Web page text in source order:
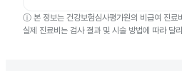
ⓘ 본 정보는 건강보험심사평가원의 비급여 진료
실제 진료비는 검사 결과 및 시술 방법에 따라 달